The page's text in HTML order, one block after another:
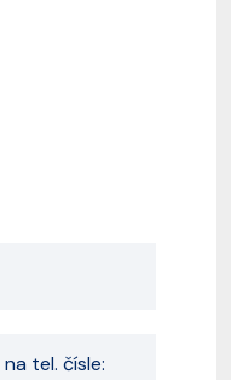
na tel. čísle: